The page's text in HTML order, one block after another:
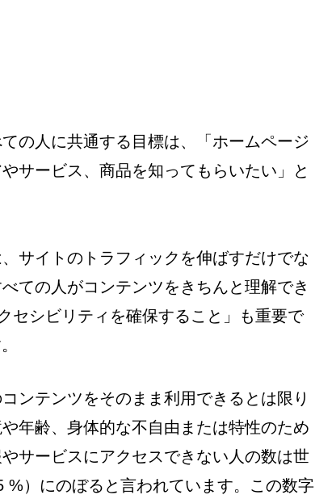
の人に共通する目標は、「ホームページ
サービス、商品を知ってもらいたい」と
サイトのトラフィックを伸ばすだけでな
ての人がコンテンツをきちんと理解でき
セシビリティを確保すること」も重要で
ンテンツをそのまま利用できるとは限り
年齢、身体的な不自由または特性のため
サービスにアクセスできない人の数は世
%）にのぼると言われています。この数字